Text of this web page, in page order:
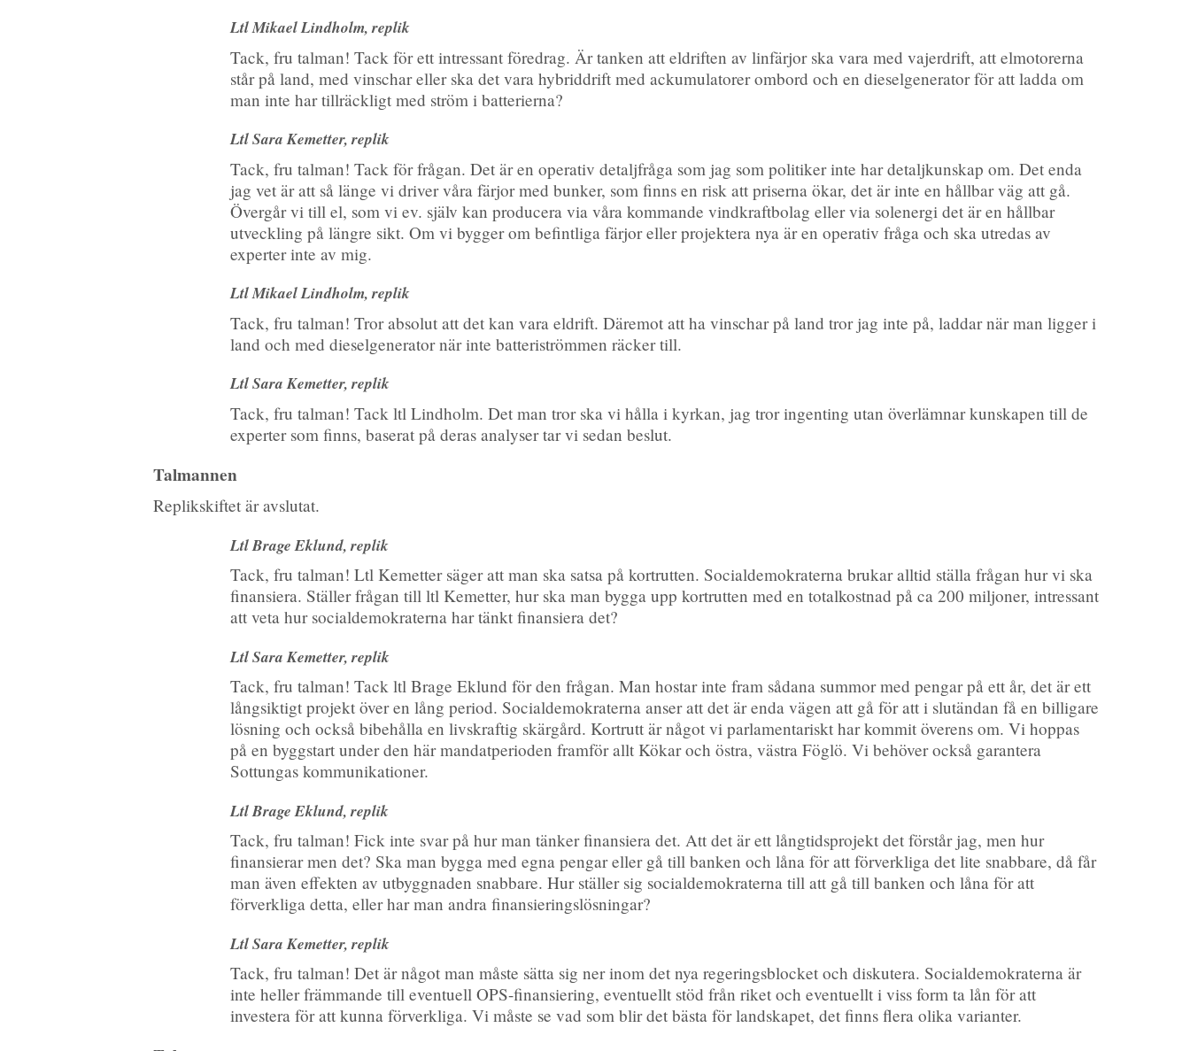
Ltl Mikael Lindholm, replik
Tack, fru talman! Tack för ett intressant föredrag. Är tanken att eldriften av linfärjor ska vara med vajerdrift, att elmotorerna
står på land, med vinschar eller ska det vara hybriddrift med ackumulatorer ombord och en dieselgenerator för att ladda om
man inte har tillräckligt med ström i batterierna?
Ltl Sara Kemetter, replik
Tack, fru talman! Tack för frågan. Det är en operativ detaljfråga som jag som politiker inte har detaljkunskap om. Det enda
jag vet är att så länge vi driver våra färjor med bunker, som finns en risk att priserna ökar, det är inte en hållbar väg att gå.
Övergår vi till el, som vi ev. själv kan producera via våra kommande vindkraftbolag eller via solenergi det är en hållbar
utveckling på längre sikt. Om vi bygger om befintliga färjor eller projektera nya är en operativ fråga och ska utredas av
experter inte av mig.
Ltl Mikael Lindholm, replik
Tack, fru talman! Tror absolut att det kan vara eldrift. Däremot att ha vinschar på land tror jag inte på, laddar när man ligger i
land och med dieselgenerator när inte batteriströmmen räcker till.
Ltl Sara Kemetter, replik
Tack, fru talman! Tack ltl Lindholm. Det man tror ska vi hålla i kyrkan, jag tror ingenting utan överlämnar kunskapen till de
experter som finns, baserat på deras analyser tar vi sedan beslut.
Talmannen
Replikskiftet är avslutat.
Ltl Brage Eklund, replik
Tack, fru talman! Ltl Kemetter säger att man ska satsa på kortrutten. Socialdemokraterna brukar alltid ställa frågan hur vi ska
finansiera. Ställer frågan till ltl Kemetter, hur ska man bygga upp kortrutten med en totalkostnad på ca 200 miljoner, intressant
att veta hur socialdemokraterna har tänkt finansiera det?
Ltl Sara Kemetter, replik
Tack, fru talman! Tack ltl Brage Eklund för den frågan. Man hostar inte fram sådana summor med pengar på ett år, det är ett
långsiktigt projekt över en lång period. Socialdemokraterna anser att det är enda vägen att gå för att i slutändan få en billigare
lösning och också bibehålla en livskraftig skärgård. Kortrutt är något vi parlamentariskt har kommit överens om. Vi hoppas
på en byggstart under den här mandatperioden framför allt Kökar och östra, västra Föglö. Vi behöver också garantera
Sottungas kommunikationer.
Ltl Brage Eklund, replik
Tack, fru talman! Fick inte svar på hur man tänker finansiera det. Att det är ett långtidsprojekt det förstår jag, men hur
finansierar men det? Ska man bygga med egna pengar eller gå till banken och låna för att förverkliga det lite snabbare, då får
man även effekten av utbyggnaden snabbare. Hur ställer sig socialdemokraterna till att gå till banken och låna för att
förverkliga detta, eller har man andra finansieringslösningar?
Ltl Sara Kemetter, replik
Tack, fru talman! Det är något man måste sätta sig ner inom det nya regeringsblocket och diskutera. Socialdemokraterna är
inte heller främmande till eventuell OPS-finansiering, eventuellt stöd från riket och eventuellt i viss form ta lån för att
investera för att kunna förverkliga. Vi måste se vad som blir det bästa för landskapet, det finns flera olika varianter.